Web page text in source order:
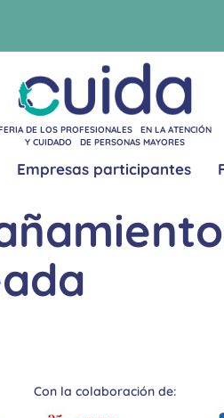
DE LOS PROFESIONALES EN LA ATENCIÓN
Y CUIDADO DE PERSONAS MAYORES
Empresas participantes
Con la colaboración de: